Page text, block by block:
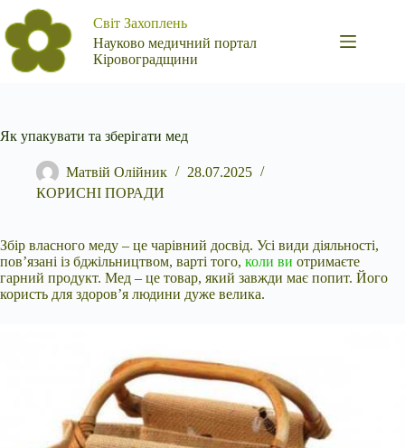
Перейти
до
вмісту
Світ Захоплень
Науково медичний портал
Кіровоградщини
Як упакувати та зберігати мед
Матвій Олійник
28.07.2025
КОРИСНІ ПОРАДИ
Збір власного меду – це чарівний досвід. Усі види діяльності,
пов’язані із бджільництвом, варті того, коли ви отримаєте
гарний продукт. Мед – це товар, який завжди має попит. Його
користь для здоров’я людини дуже велика.